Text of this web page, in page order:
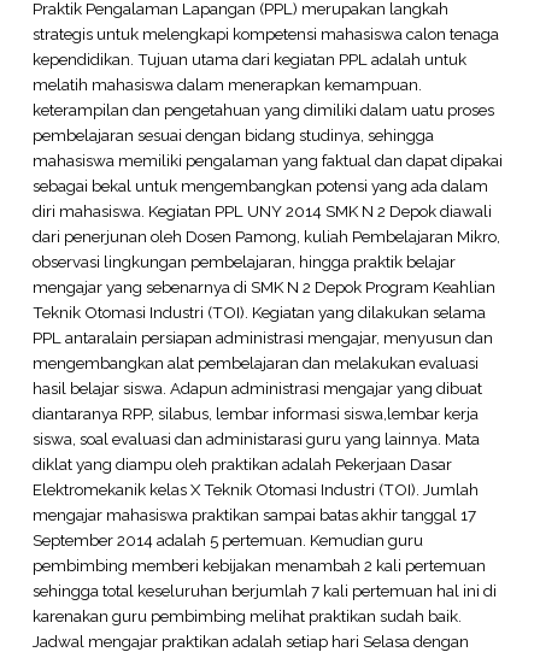
Praktik Pengalaman Lapangan (PPL) merupakan langkah
strategis untuk melengkapi kompetensi mahasiswa calon tenaga
kependidikan. Tujuan utama dari kegiatan PPL adalah untuk
melatih mahasiswa dalam menerapkan kemampuan.
keterampilan dan pengetahuan yang dimiliki dalam uatu proses
pembelajaran sesuai dengan bidang studinya, sehingga
mahasiswa memiliki pengalaman yang faktual dan dapat dipakai
sebagai bekal untuk mengembangkan potensi yang ada dalam
diri mahasiswa. Kegiatan PPL UNY 2014 SMK N 2 Depok diawali
dari penerjunan oleh Dosen Pamong, kuliah Pembelajaran Mikro,
observasi lingkungan pembelajaran, hingga praktik belajar
mengajar yang sebenarnya di SMK N 2 Depok Program Keahlian
Teknik Otomasi Industri (TOI). Kegiatan yang dilakukan selama
PPL antaralain persiapan administrasi mengajar, menyusun dan
mengembangkan alat pembelajaran dan melakukan evaluasi
hasil belajar siswa. Adapun administrasi mengajar yang dibuat
diantaranya RPP, silabus, lembar informasi siswa,lembar kerja
siswa, soal evaluasi dan administarasi guru yang lainnya. Mata
diklat yang diampu oleh praktikan adalah Pekerjaan Dasar
Elektromekanik kelas X Teknik Otomasi Industri (TOI). Jumlah
mengajar mahasiswa praktikan sampai batas akhir tanggal 17
September 2014 adalah 5 pertemuan. Kemudian guru
pembimbing memberi kebijakan menambah 2 kali pertemuan
sehingga total keseluruhan berjumlah 7 kali pertemuan hal ini di
karenakan guru pembimbing melihat praktikan sudah baik.
Jadwal mengajar praktikan adalah setiap hari Selasa dengan